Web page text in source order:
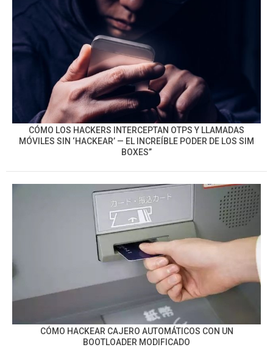
CÓMO LOS HACKERS INTERCEPTAN OTPS Y LLAMADAS
MÓVILES SIN ‘HACKEAR’ — EL INCREÍBLE PODER DE LOS SIM
BOXES”
CÓMO HACKEAR CAJERO AUTOMÁTICOS CON UN
BOOTLOADER MODIFICADO